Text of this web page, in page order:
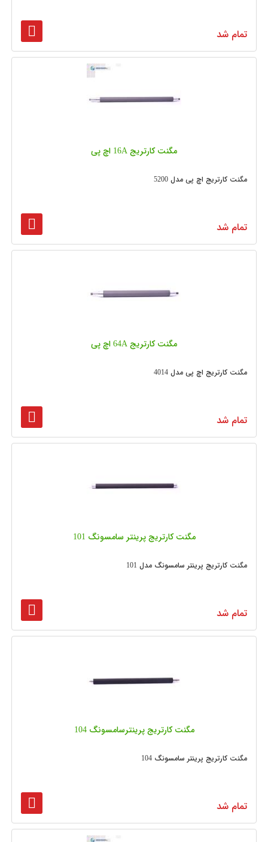
تمام شد
مگنت کارتریج 16A اچ پی
مگنت کارتریج اچ پی مدل 5200
تمام شد
مگنت کارتریج 64A اچ پی
مگنت کارتریج اچ پی مدل 4014
تمام شد
مگنت کارتریج پرینتر سامسونگ 101
مگنت کارتریج پرینتر سامسونگ مدل 101
تمام شد
مگنت کارتریج پرینترسامسونگ 104
مگنت کارتریج پرینتر سامسونگ 104
تمام شد